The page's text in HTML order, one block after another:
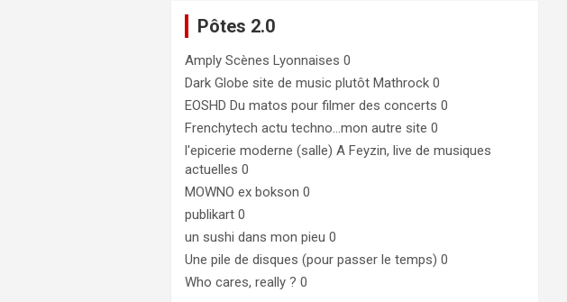
Pôtes 2.0
Amply Scènes Lyonnaises 0
Dark Globe site de music plutôt Mathrock 0
EOSHD Du matos pour filmer des concerts 0
Frenchytech actu techno…mon autre site 0
l'epicerie moderne (salle) A Feyzin, live de musiques
actuelles 0
MOWNO ex bokson 0
publikart 0
un sushi dans mon pieu 0
Une pile de disques (pour passer le temps) 0
Who cares, really ? 0